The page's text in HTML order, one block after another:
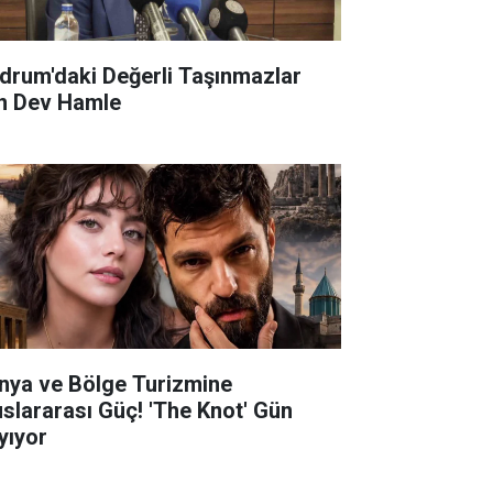
Değerli Taşınmazlar
Dev Hamle
ve Bölge Turizmine
Güç! 'The Knot' Gün